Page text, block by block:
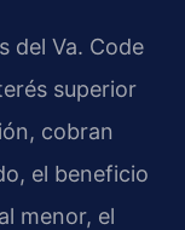
del Va. Code
superior
cobran
el beneficio
menor, el